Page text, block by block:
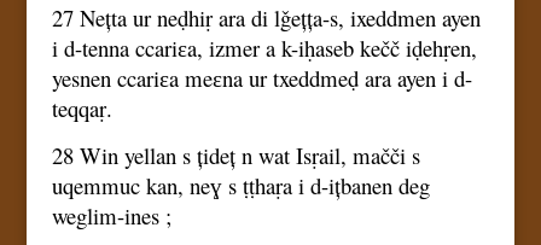
27 Nețta ur neḍhiṛ ara di lǧețța-s, ixeddmen ayen
i d-tenna ccariɛa, izmer a k-iḥaseb kečč iḍehṛen,
yesnen ccariɛa meɛna ur txeddmeḍ ara ayen i d-
teqqaṛ.
28 Win yellan s țideț n wat Isṛail, mačči s
uqemmuc kan, neɣ s ṭṭhaṛa i d-ițbanen deg
weglim-ines ;